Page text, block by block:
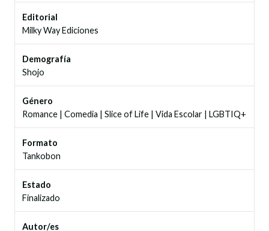
Editorial
Milky Way Ediciones
Demografía
Shojo
Género
Romance | Comedia | Slice of Life | Vida Escolar | LGBTIQ+
Formato
Tankobon
Estado
Finalizado
Autor/es